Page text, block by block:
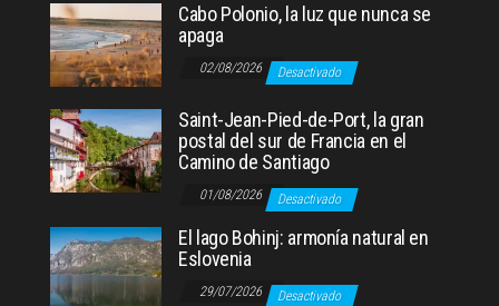
Cabo Polonio, la luz que nunca se
apaga
02/08/2026 Desactivado
Saint-Jean-Pied-de-Port, la gran
postal del sur de Francia en el
Camino de Santiago
01/08/2026 Desactivado
El lago Bohinj: armonía natural en
Eslovenia
29/07/2026 Desactivado